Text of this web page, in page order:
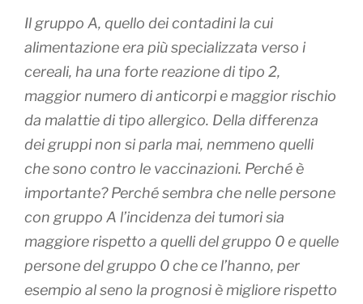
Il gruppo A, quello dei contadini la cui
alimentazione era più specializzata verso i
cereali, ha una forte reazione di tipo 2,
maggior numero di anticorpi e maggior rischio
da malattie di tipo allergico. Della differenza
dei gruppi non si parla mai, nemmeno quelli
che sono contro le vaccinazioni. Perché è
importante? Perché sembra che nelle persone
con gruppo A l’incidenza dei tumori sia
maggiore rispetto a quelli del gruppo 0 e quelle
persone del gruppo 0 che ce l’hanno, per
esempio al seno la prognosi è migliore rispetto